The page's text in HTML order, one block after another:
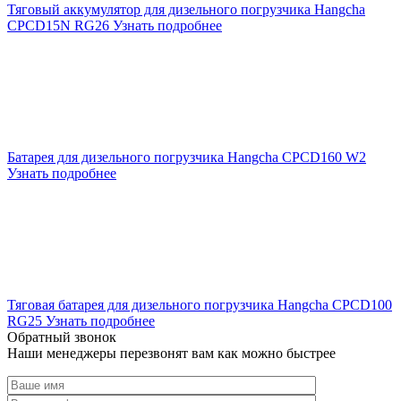
Тяговый аккумулятор для дизельного погрузчика Hangcha
CPCD15N RG26 Узнать подробнее
Батарея для дизельного погрузчика Hangcha CPCD160 W2
Узнать подробнее
Тяговая батарея для дизельного погрузчика Hangcha CPCD100
RG25 Узнать подробнее
Обратный звонок
Наши менеджеры перезвонят вам как можно быстрее